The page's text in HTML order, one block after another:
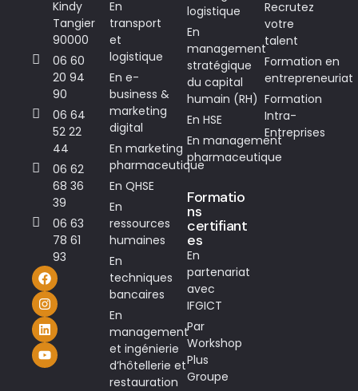
Kindy
Tangier
90000
06 60
20 94
90
06 64
52 22
44
06 62
68 36
39
06 63
78 61
93
En
transport
et
logistique
En e-
business &
marketing
digital
En marketing
pharmaceutique
En QHSE
En
ressources
humaines
En
techniques
bancaires
En
management
et ingénierie
d’hôtellerie et
restauration
logistique
En
management
stratégique
du capital
humain (RH)
En HSE
En management
pharmaceutique
Formatio
ns
certifiant
es
En
partenariat
avec
IFGICT
Par
Workshop
Plus
Groupe
Recrutez
votre
talent
Formation en
entrepreneuriat
Formation
Intra-
Entreprises